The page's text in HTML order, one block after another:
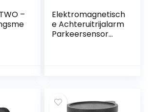
–
Elektromagnetisch
e Achteruitrijalarm
Parkeersensor